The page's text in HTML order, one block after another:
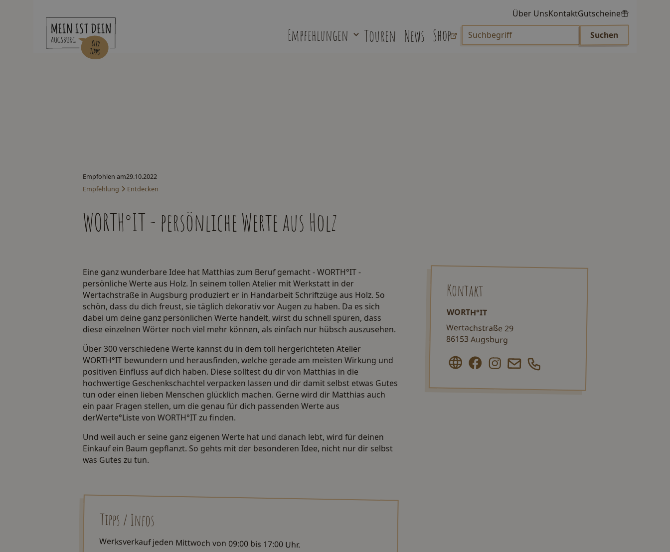
Über UnsKontaktGutscheine
Empfehlungen Touren News Shop
Empfohlen am29.10.2022
Empfehlung
Entdecken
WORTH°IT - persönliche Werte aus Holz
Eine ganz wunderbare Idee hat Matthias zum Beruf gemacht - WORTH°IT -
persönliche Werte aus Holz. In seinem tollen Atelier mit Werkstatt in der
Wertachstraße in Augsburg produziert er in Handarbeit Schriftzüge aus Holz. So
schön, dass du dich freust, sie täglich dekorativ vor Augen zu haben. Da es sich
dabei um deine ganz persönlichen Werte handelt, wirst du schnell spüren, dass
diese einzelnen Wörter noch viel mehr können, als einfach nur hübsch auszusehen.
Über 300 verschiedene Werte kannst du in dem toll hergerichteten Atelier
WORTH°IT bewundern und herausfinden, welche gerade am meisten Wirkung und
positiven Einfluss auf dich haben. Diese solltest du dir von Matthias in die
hochwertige Geschenkschachtel verpacken lassen und dir damit selbst etwas Gutes
tun oder einen lieben Menschen glücklich machen. Gerne wird dir Matthias auch
ein paar Fragen stellen, um die genau für dich passenden Werte aus
derWerte°Liste von WORTH°IT zu finden.
Und weil auch er seine ganz eigenen Werte hat und danach lebt, wird für deinen
Einkauf ein Baum gepflanzt. So gehts mit der besonderen Idee, nicht nur dir selbst
was Gutes zu tun.
Kontakt
WORTH°IT
Wertachstraße 29
86153 Augsburg
Tipps / Infos
Werksverkauf jeden Mittwoch von 09:00 bis 17:00 Uhr.